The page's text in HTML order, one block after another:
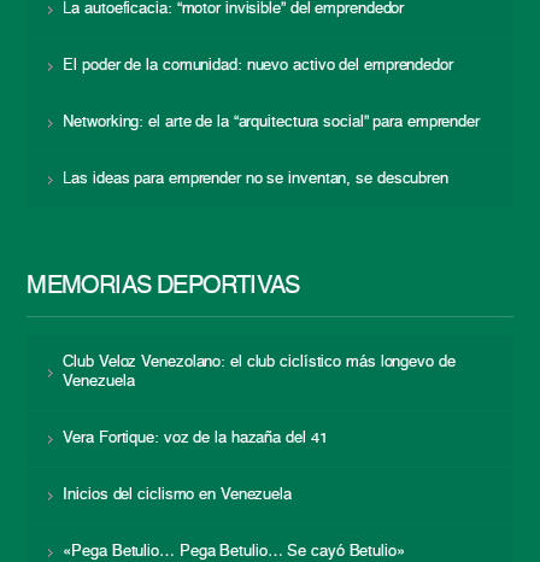
La autoeficacia: “motor invisible” del emprendedor
El poder de la comunidad: nuevo activo del emprendedor
Networking: el arte de la “arquitectura social” para emprender
Las ideas para emprender no se inventan, se descubren
MEMORIAS DEPORTIVAS
Club Veloz Venezolano: el club ciclístico más longevo de
Venezuela
Vera Fortique: voz de la hazaña del 41
Inicios del ciclismo en Venezuela
«Pega Betulio… Pega Betulio… Se cayó Betulio»